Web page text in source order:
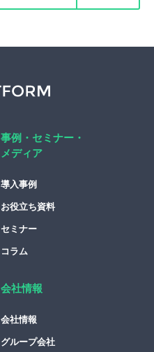
事例・セミナー・
メディア
導入事例
お役立ち資料
セミナー
コラム
会社情報
会社情報
グループ会社